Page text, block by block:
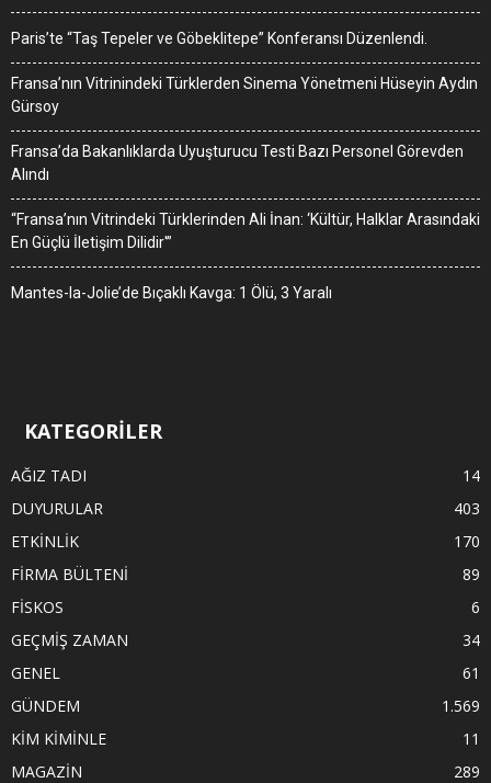
Paris’te “Taş Tepeler ve Göbeklitepe” Konferansı Düzenlendi.
Fransa’nın Vitrinindeki Türklerden Sinema Yönetmeni Hüseyin Aydın
Gürsoy
Fransa’da Bakanlıklarda Uyuşturucu Testi Bazı Personel Görevden
Alındı
“Fransa’nın Vitrindeki Türklerinden Ali İnan: ‘Kültür, Halklar Arasındaki
En Güçlü İletişim Dilidir'”
Mantes-la-Jolie’de Bıçaklı Kavga: 1 Ölü, 3 Yaralı
KATEGORİLER
AĞIZ TADI
14
DUYURULAR
403
ETKİNLİK
170
FİRMA BÜLTENİ
89
FİSKOS
6
GEÇMİŞ ZAMAN
34
GENEL
61
GÜNDEM
1.569
KİM KİMİNLE
11
MAGAZİN
289